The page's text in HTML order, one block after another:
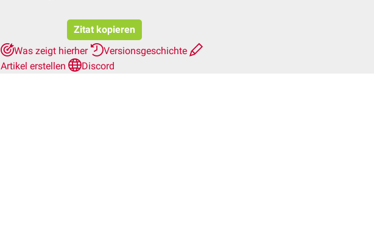
Zitat kopieren
Was zeigt hierher
Versionsgeschichte
Artikel erstellen
Discord